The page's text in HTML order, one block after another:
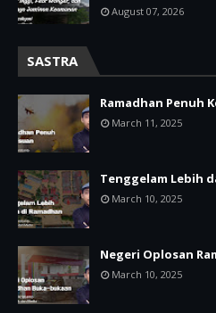
August 07, 2026
SASTRA
Ramadhan Penuh
March 11, 2025
Tenggelam Lebih
March 10, 2025
Negeri Oplosan
March 10, 2025